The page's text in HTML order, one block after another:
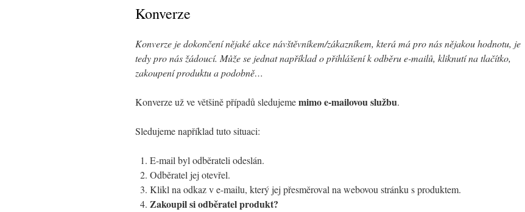
Konverze
Konverze je dokončení nějaké akce návštěvníkem/zákazníkem, která má pro nás nějakou hodnotu, je
tedy pro nás žádoucí. Může se jednat například o přihlášení k odběru e-mailů, kliknutí na tlačítko,
zakoupení produktu a podobně…
Konverze už ve většině případů sledujememimo e-mailovou službu.
Sledujeme například tuto situaci:
E-mail byl odběrateli odeslán.
Odběratel jej otevřel.
Klikl na odkaz v e-mailu, který jej přesměroval na webovou stránku s produktem.
Zakoupil si odběratel produkt?